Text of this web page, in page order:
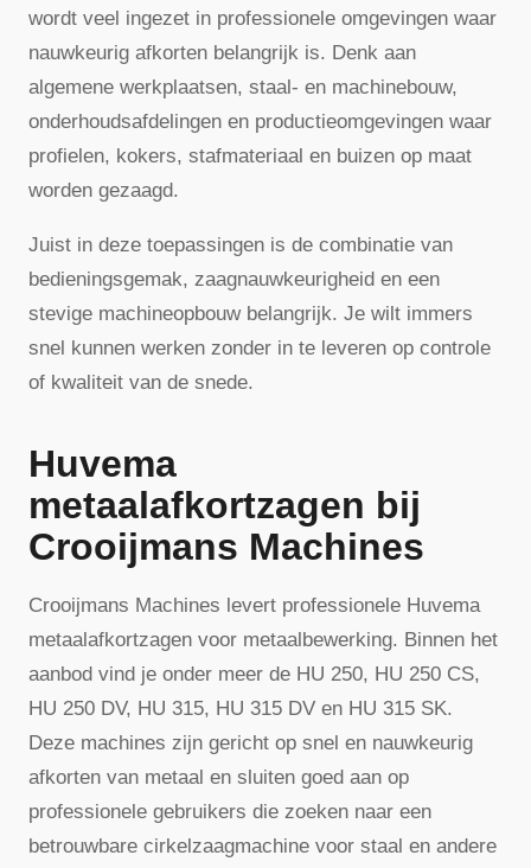
wordt veel ingezet in professionele omgevingen waar
nauwkeurig afkorten belangrijk is. Denk aan
algemene werkplaatsen, staal- en machinebouw,
onderhoudsafdelingen en productieomgevingen waar
profielen, kokers, stafmateriaal en buizen op maat
worden gezaagd.
Juist in deze toepassingen is de combinatie van
bedieningsgemak, zaagnauwkeurigheid en een
stevige machineopbouw belangrijk. Je wilt immers
snel kunnen werken zonder in te leveren op controle
of kwaliteit van de snede.
Huvema
metaalafkortzagen bij
Crooijmans Machines
Crooijmans Machines levert professionele Huvema
metaalafkortzagen voor metaalbewerking. Binnen het
aanbod vind je onder meer de HU 250, HU 250 CS,
HU 250 DV, HU 315, HU 315 DV en HU 315 SK.
Deze machines zijn gericht op snel en nauwkeurig
afkorten van metaal en sluiten goed aan op
professionele gebruikers die zoeken naar een
betrouwbare cirkelzaagmachine voor staal en andere